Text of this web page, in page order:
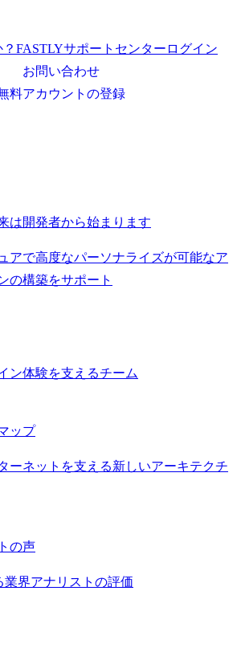
FASTLYサポートセンター ログイン
お問い合わせ
料アカウントの登録
は開発者から始まります
アで高度なパーソナライズが可能なア
の構築をサポート
ン体験を支えるチーム
ップ
ーネットを支える新しいアーキテクチ
の声
業界アナリストの評価